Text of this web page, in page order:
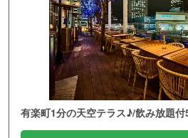
有楽町1分の天空テラス♪/飲み放題付